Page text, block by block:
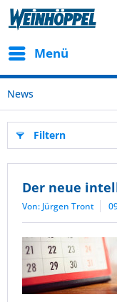
Menü
News
Filtern
Der neue
Von: Jürgen Tront